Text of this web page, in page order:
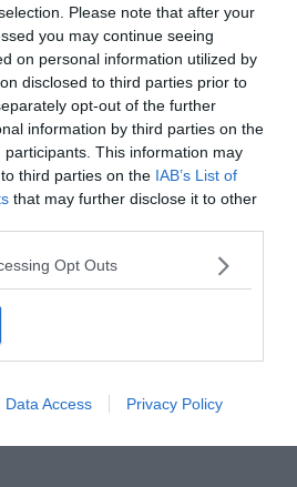
Please note that after your
you may continue seeing
on personal information utilized by
disclosed to third parties prior to
opt-out of the further
information by third parties on the
participants. This information may
third parties on the IAB’s List of
that may further disclose it to other
Opt Outs
Data Access Privacy Policy
sécurité et de tranquillité. Aussi,
des parcs naturels protégés
!
une location de bateau à
estivale, prenez bien garde aux
la région. De plus, prenez soin de
l’ouverture des sentiers de